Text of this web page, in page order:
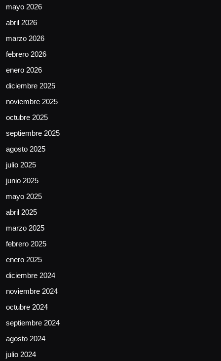
mayo 2026
abril 2026
marzo 2026
febrero 2026
enero 2026
diciembre 2025
noviembre 2025
octubre 2025
septiembre 2025
agosto 2025
julio 2025
junio 2025
mayo 2025
abril 2025
marzo 2025
febrero 2025
enero 2025
diciembre 2024
noviembre 2024
octubre 2024
septiembre 2024
agosto 2024
julio 2024